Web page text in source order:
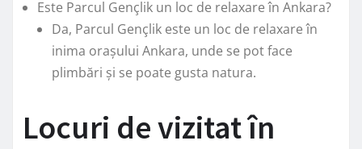
Este Parcul Gençlik un loc de relaxare în Ankara?
Da, Parcul Gençlik este un loc de relaxare în
inima orașului Ankara, unde se pot face
plimbări și se poate gusta natura.
Locuri de vizitat în